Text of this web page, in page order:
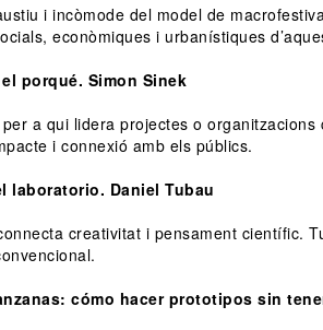
i incòmode del model de
econòmiques i urbanístiques
porqué. Simon Sinek
a qui lidera projectes o
i connexió amb els públics.
laboratorio. Daniel Tubau
creativitat i pensament científic.
cómo hacer prototipos sin